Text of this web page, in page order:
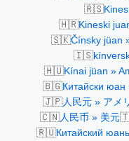
🇷🇸
🇭🇷Kineski
🇸🇰Čínsky jüan
🇮🇸
🇭🇺Kínai jüan »
🇧🇬Китайски
🇯🇵人民元 » アメ
🇨🇳人民币 » 美元
🇷🇺Китайский